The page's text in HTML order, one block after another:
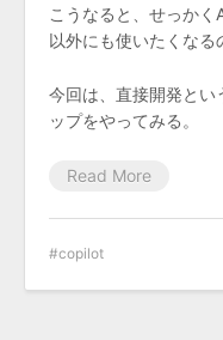
こうなると、せっか
以外にも使いたくなる
今回は、直接開発と
ップをやってみる。
Read More
copilot